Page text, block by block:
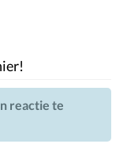
reactie te